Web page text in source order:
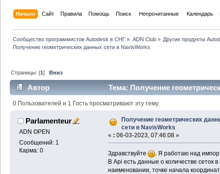
Начало Сайт Правила Помощь Поиск Непрочитанные Календарь
Сообщество программистов Autodesk в СНГ » ADN Club» Другие продукты
Получение геометрических данных сети в NavisWorks
Страницы: [1]Вниз
Автор
Тема: Получение
(Прочитано 20140 раз)
0 Пользователей и 1 Гость просматривают эту тему.
Parlamenteur
ADN OPEN
Сообщений: 1
Карма: 0
Получение геометрических
сети в NavisWorks
« : 06-03-2023, 07:46:08 »
Здравствуйте
. Я работаю над
В Api есть данные о количестве сеток
наименовании, точке начала